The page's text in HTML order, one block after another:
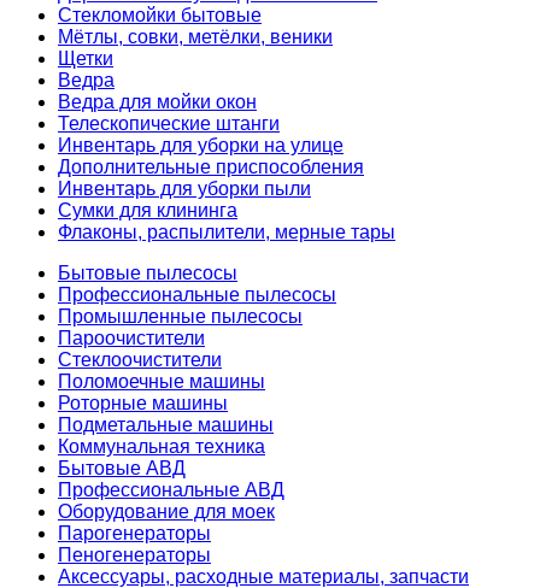
Стекломойки бытовые
Мётлы, совки, метёлки, веники
Щетки
Ведра
Ведра для мойки окон
Телескопические штанги
Инвентарь для уборки на улице
Дополнительные приспособления
Инвентарь для уборки пыли
Сумки для клининга
Флаконы, распылители, мерные тары
Бытовые пылесосы
Профессиональные пылесосы
Промышленные пылесосы
Пароочистители
Стеклоочистители
Поломоечные машины
Роторные машины
Подметальные машины
Коммунальная техника
Бытовые АВД
Профессиональные АВД
Оборудование для моек
Парогенераторы
Пеногенераторы
Аксессуары, расходные материалы, запчасти